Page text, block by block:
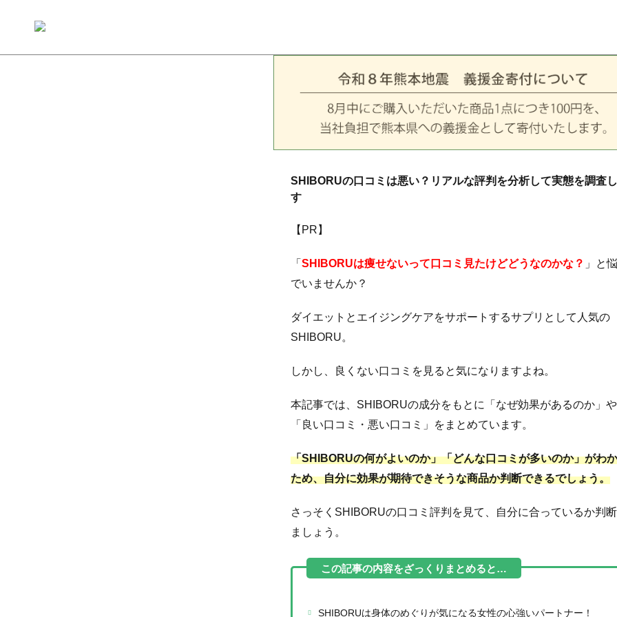
SHIBORUの口コミは悪い？リアルな評判を分析して実態を調査
す
【PR】
「 SHIBORUは痩せないって口コミ見たけどどうなのかな？ 」と
でいませんか？
ダイエットとエイジングケアをサポートするサプリとして人気の
SHIBORU。
しかし、良くない口コミを見ると気になりますよね。
本記事では、SHIBORUの成分をもとに「なぜ効果があるのか」や
「良い口コミ・悪い口コミ」をまとめています。
「SHIBORUの何がよいのか」「どんな口コミが多いのか」がわ
ため、自分に効果が期待できそうな商品か判断できるでしょう。
さっそくSHIBORUの口コミ評判を見て、自分に合っているか判
ましょう。
SHIBORUは身体のめぐりが気になる女性の心強いパートナー！